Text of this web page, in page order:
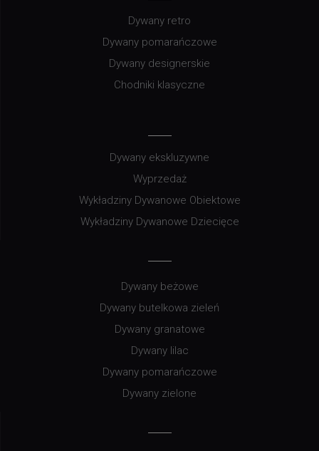
Dywany retro
Dywany pomarańczowe
Dywany designerskie
Chodniki klasyczne
Dywany ekskluzywne
Wyprzedaż
Wykładziny Dywanowe Obiektowe
Wykładziny Dywanowe Dziecięce
Dywany beżowe
Dywany butelkowa zieleń
Dywany granatowe
Dywany lilac
Dywany pomarańczowe
Dywany zielone